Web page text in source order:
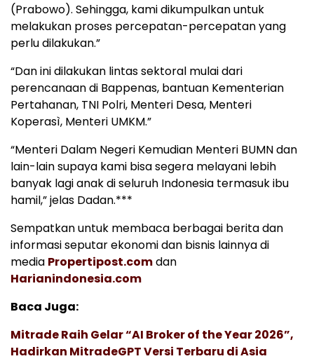
(Prabowo). Sehingga, kami dikumpulkan untuk
melakukan proses percepatan-percepatan yang
perlu dilakukan.”
“Dan ini dilakukan lintas sektoral mulai dari
perencanaan di Bappenas, bantuan Kementerian
Pertahanan, TNI Polri, Menteri Desa, Menteri
Koperasì, Menteri UMKM.”
“Menteri Dalam Negeri Kemudian Menteri BUMN dan
lain-lain supaya kami bisa segera melayani lebih
banyak lagi anak di seluruh Indonesia termasuk ibu
hamil,” jelas Dadan.***
Sempatkan untuk membaca berbagai berita dan
informasi seputar ekonomi dan bisnis lainnya di
media Propertipost.comdan
Harianindonesia.com
Baca Juga:
Mitrade Raih Gelar “AI Broker of the Year 2026”,
Hadirkan MitradeGPT Versi Terbaru di Asia